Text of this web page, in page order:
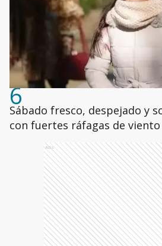
6
Sábado fresco, despejado y
con fuertes ráfagas de viento
Ads